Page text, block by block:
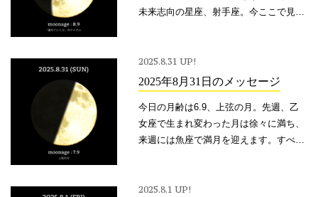
未来志向の星座、射手座。今ここで見て
現実とどれほどかけ離れていようと。意
志を持って想い描いた未来は、その時点
でもうどこかに存在している。
2025.8.31 UP!
2025年8月31日のメッセージ
今日の月齢は6.9、上弦の月。先週、乙
女座で生まれ変わった月は徐々に満ち、
来週には魚座で満月を迎えます。すべて
えるための力。12星座のサイクルを締め
2025.8.1 UP!